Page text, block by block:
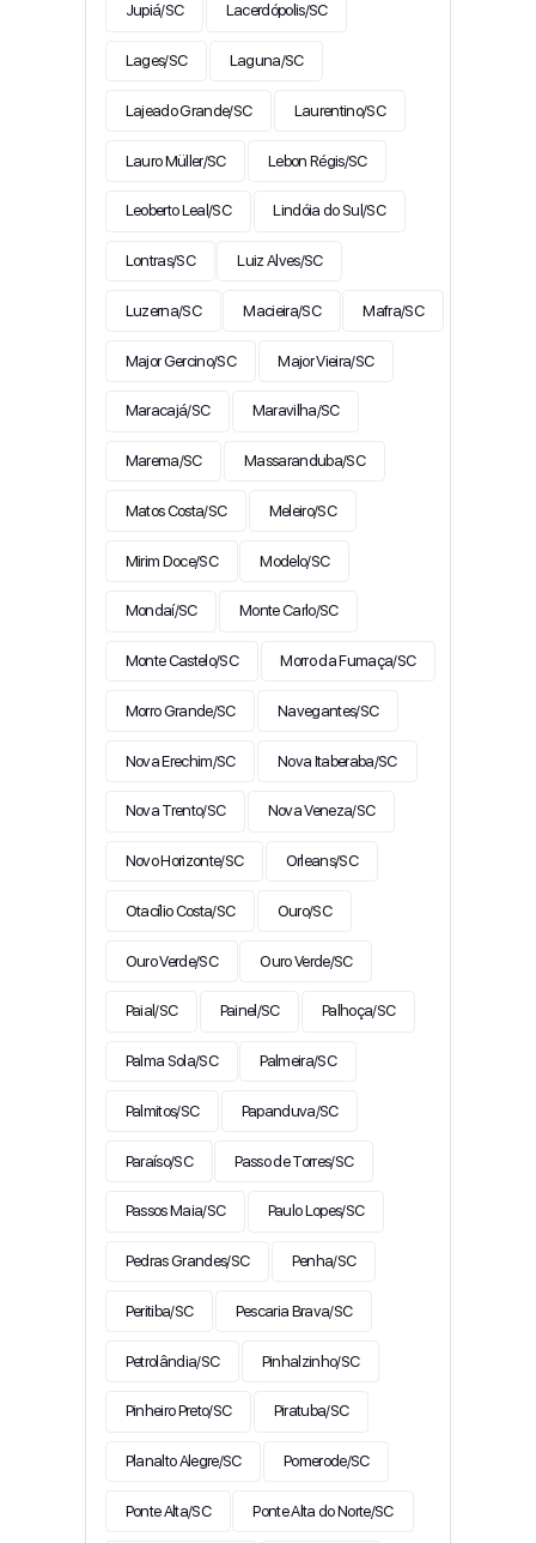
Jupiá/SC Lacerdópolis/SC
Lages/SC Laguna/SC
Lajeado Grande/SC Laurentino/SC
Lauro Müller/SC Lebon Régis/SC
Leoberto Leal/SC Lindóia do Sul/SC
Lontras/SC Luiz Alves/SC
Luzerna/SC Macieira/SC Mafra/SC
Major Gercino/SC Major Vieira/SC
Maracajá/SC Maravilha/SC
Marema/SC Massaranduba/SC
Matos Costa/SC Meleiro/SC
Mirim Doce/SC Modelo/SC
Mondaí/SC Monte Carlo/SC
Monte Castelo/SC Morro da Fumaça/SC
Morro Grande/SC Navegantes/SC
Nova Erechim/SC Nova Itaberaba/SC
Nova Trento/SC Nova Veneza/SC
Novo Horizonte/SC Orleans/SC
Otacílio Costa/SC Ouro/SC
Ouro Verde/SC Ouro Verde/SC
Paial/SC Painel/SC Palhoça/SC
Palma Sola/SC Palmeira/SC
Palmitos/SC Papanduva/SC
Paraíso/SC Passo de Torres/SC
Passos Maia/SC Paulo Lopes/SC
Pedras Grandes/SC Penha/SC
Peritiba/SC Pescaria Brava/SC
Petrolândia/SC Pinhalzinho/SC
Pinheiro Preto/SC Piratuba/SC
Planalto Alegre/SC Pomerode/SC
Ponte Alta/SC Ponte Alta do Norte/SC